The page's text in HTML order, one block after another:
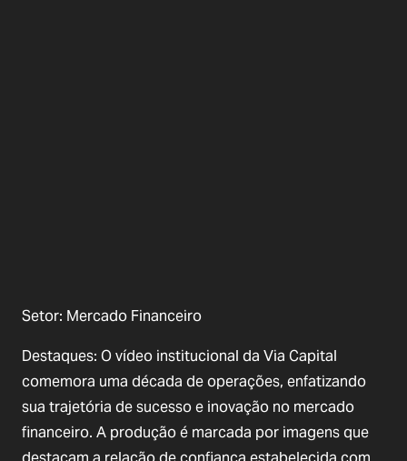
Setor: Mercado Financeiro
Destaques: O vídeo institucional da Via Capital
comemora uma década de operações, enfatizando
sua trajetória de sucesso e inovação no mercado
financeiro. A produção é marcada por imagens que